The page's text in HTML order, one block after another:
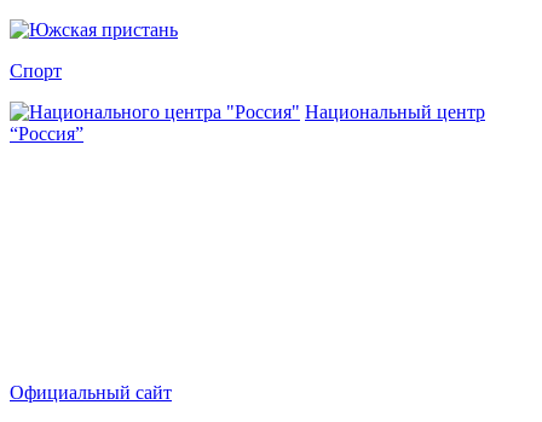
Спорт
Национальный центр
“Россия”
Официальный сайт